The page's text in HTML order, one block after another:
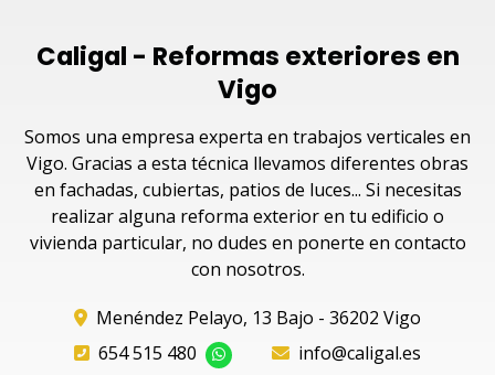
Caligal - Reformas exteriores en
Vigo
Somos una empresa experta en trabajos verticales en
Vigo. Gracias a esta técnica llevamos diferentes obras
en fachadas, cubiertas, patios de luces... Si necesitas
realizar alguna reforma exterior en tu edificio o
vivienda particular, no dudes en ponerte en contacto
con nosotros.
Menéndez Pelayo, 13 Bajo - 36202 Vigo
654 515 480
info@caligal.es